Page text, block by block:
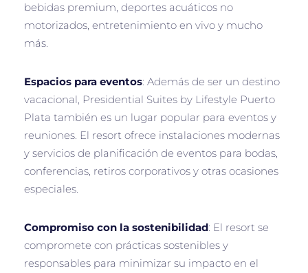
bebidas premium, deportes acuáticos no
motorizados, entretenimiento en vivo y mucho
más.
Espacios para eventos: Además de ser un destino
vacacional, Presidential Suites by Lifestyle Puerto
Plata también es un lugar popular para eventos y
reuniones. El resort ofrece instalaciones modernas
y servicios de planificación de eventos para bodas,
conferencias, retiros corporativos y otras ocasiones
especiales.
Compromiso con la sostenibilidad: El resort se
compromete con prácticas sostenibles y
responsables para minimizar su impacto en el